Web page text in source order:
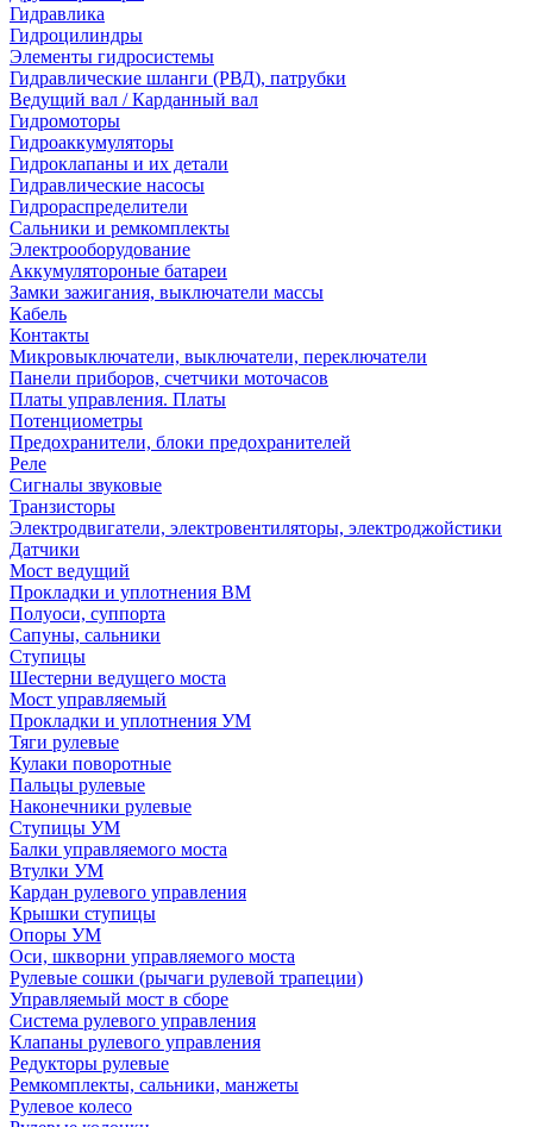
Гидравлика
Гидроцилиндры
Элементы гидросистемы
Гидравлические шланги (РВД), патрубки
Ведущий вал / Карданный вал
Гидромоторы
Гидроаккумуляторы
Гидроклапаны и их детали
Гидравлические насосы
Гидрораспределители
Сальники и ремкомплекты
Электрооборудование
Аккумулятороные батареи
Замки зажигания, выключатели массы
Кабель
Контакты
Микровыключатели, выключатели, переключатели
Панели приборов, счетчики моточасов
Платы управления. Платы
Потенциометры
Предохранители, блоки предохранителей
Реле
Сигналы звуковые
Транзисторы
Электродвигатели, электровентиляторы, электроджойстики
Датчики
Мост ведущий
Прокладки и уплотнения ВМ
Полуоси, суппорта
Сапуны, сальники
Ступицы
Шестерни ведущего моста
Мост управляемый
Прокладки и уплотнения УМ
Тяги рулевые
Кулаки поворотные
Пальцы рулевые
Наконечники рулевые
Ступицы УМ
Балки управляемого моста
Втулки УМ
Кардан рулевого управления
Крышки ступицы
Опоры УМ
Оси, шкворни управляемого моста
Рулевые сошки (рычаги рулевой трапеции)
Управляемый мост в сборе
Система рулевого управления
Клапаны рулевого управления
Редукторы рулевые
Ремкомплекты, сальники, манжеты
Рулевое колесо